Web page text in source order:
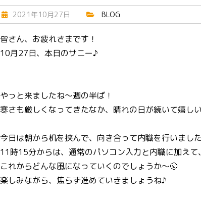
2021年10月27日 BLOG
皆さん、お疲れさまです！
10月27日、本日のサニー♪
やっと来ましたね～週の半ば！
寒さも厳しくなってきたなか、晴れの日が続いて嬉し
今日は朝から机を挟んで、向き合って内職を行いました
11時15分からは、通常のパソコン入力と内職に加え
これからどんな風になっていくのでしょうか～🌝
楽しみながら、焦らず進めていきましょうね♪